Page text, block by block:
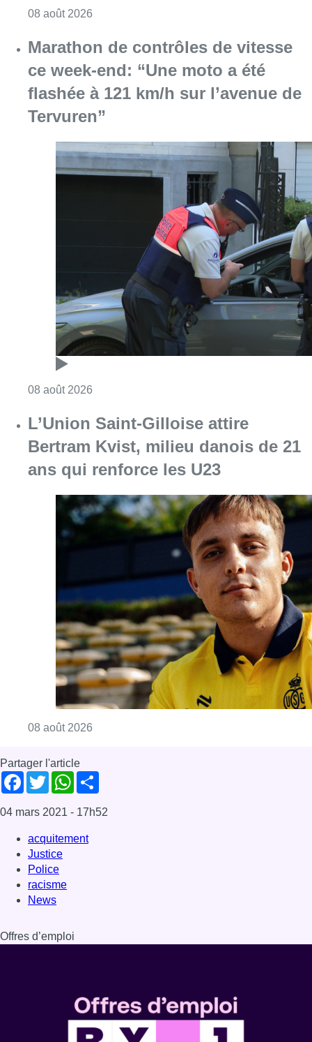
08 août 2026
Marathon de contrôles de vitesse
ce week-end: “Une moto a été
flashée à 121 km/h sur l’avenue de
Tervuren”
08 août 2026
L’Union Saint-Gilloise attire
Bertram Kvist, milieu danois de 21
ans qui renforce les U23
08 août 2026
Partager l'article
Facebook
TwitterWhatsApp
04 mars 2021 - 17h52
acquitement
Justice
Police
racisme
News
Offres d’emploi